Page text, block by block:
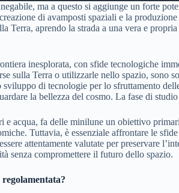
ma a questo si aggiunge un forte
di avamposti spaziali e la
Terra, aprendo la strada a una vera e
inesplorata, con sfide tecnologiche
sulla Terra o utilizzarle nello spazio, sono
di tecnologie per lo sfruttamento
la bellezza del cosmo. La fase di
acqua, fa delle minilune un obiettivo
Tuttavia, è essenziale affrontare le
attentamente valutate per preservare
senza compromettere il futuro dello spazio.